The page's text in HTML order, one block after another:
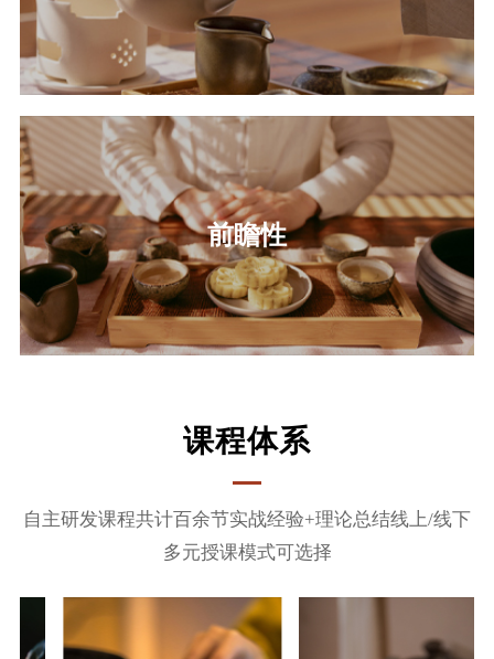
前瞻性
课程体系
自主研发课程共计百余节实战经验+理论总结线上/线下
多元授课模式可选择